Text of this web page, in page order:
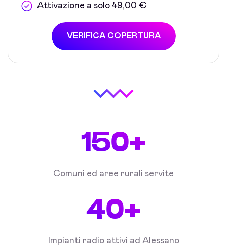
Attivazione a solo 49,00 €
VERIFICA COPERTURA
150+
Comuni ed aree rurali servite
40+
Impianti radio attivi ad Alessano